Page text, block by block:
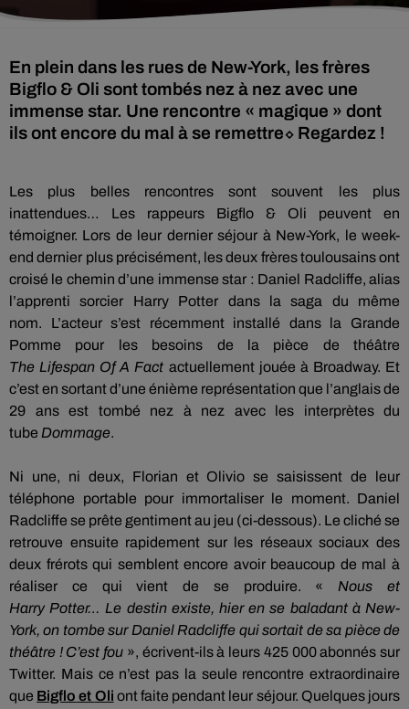
En plein dans les rues de New-York, les frères
Bigflo & Oli sont tombés nez à nez avec une
immense star. Une rencontre « magique » dont
ils ont encore du mal à se remettre⬦ Regardez !
Les plus belles rencontres sont souvent les plus
inattendues…
Les rappeurs Bigflo & Oli
peuvent en
témoigner. Lors de leur dernier séjour à New-York, le week-
end dernier plus précisément, les deux frères toulousains ont
croisé le chemin d’une immense star : Daniel Radcliffe, alias
l’apprenti sorcier Harry
Potter
dans la saga du même
nom.
L’acteur s’est récemment installé dans la Grande
Pomme pour les besoins de la pièce de théâtre
The Lifespan Of A Fact actuellement jouée à Broadway. Et
c’est en sortant d’une énième représentation que l’anglais de
29 ans est tombé
nez à nez
avec les interprètes du
tube Dommage.
Ni une, ni deux, Florian et Olivio se saisissent de leur
téléphone portable pour immortaliser le moment. Daniel
Radcliffe se prête gentiment au jeu (ci-dessous). Le cliché se
retrouve ensuite rapidement sur les réseaux sociaux des
deux frérots qui semblent encore avoir beaucoup de mal à
réaliser ce qui vient de se produire.
« Nous et
Harry Potter… Le destin existe, hier en se baladant à New-
York, on tombe sur Daniel Radcliffe qui sortait de sa pièce de
théâtre !C’est fou », écrivent-ils à leurs 425 000 abonnés sur
Twitter. Mais ce n’est pas la seule rencontre extraordinaire
que Bigflo et Oli ont faite pendant leur séjour. Quelques jours